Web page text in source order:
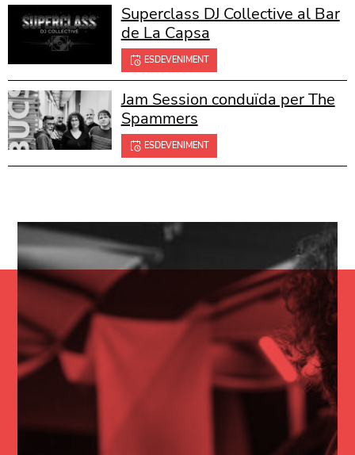
Superclass DJ Collective al Bar
de La Capsa
ESDEVENIMENT
Jam Session conduïda per The
Spammers
ESDEVENIMENT